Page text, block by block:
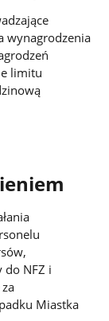
wynagrodzenia
limitu
NFZ i
Miastka